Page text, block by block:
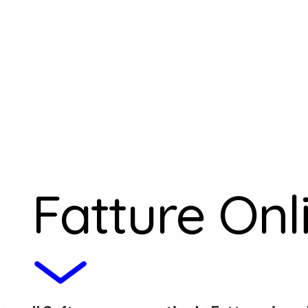
Fatture